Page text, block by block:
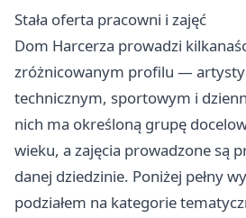
Stała oferta pracowni i zajęć
Dom Harcerza prowadzi
zróżnicowanym profilu —
technicznym, sportowym i
nich ma określoną grupę
wieku, a zajęcia prowadzone są
danej dziedzinie. Poniżej pełny
podziałem na kategorie